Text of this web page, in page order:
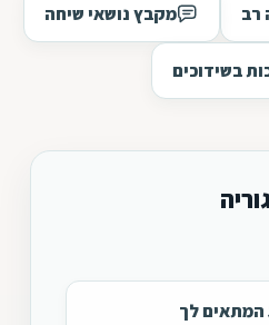
רב מקבץ נושאי שיחה
בשידוכים
המתאים לך